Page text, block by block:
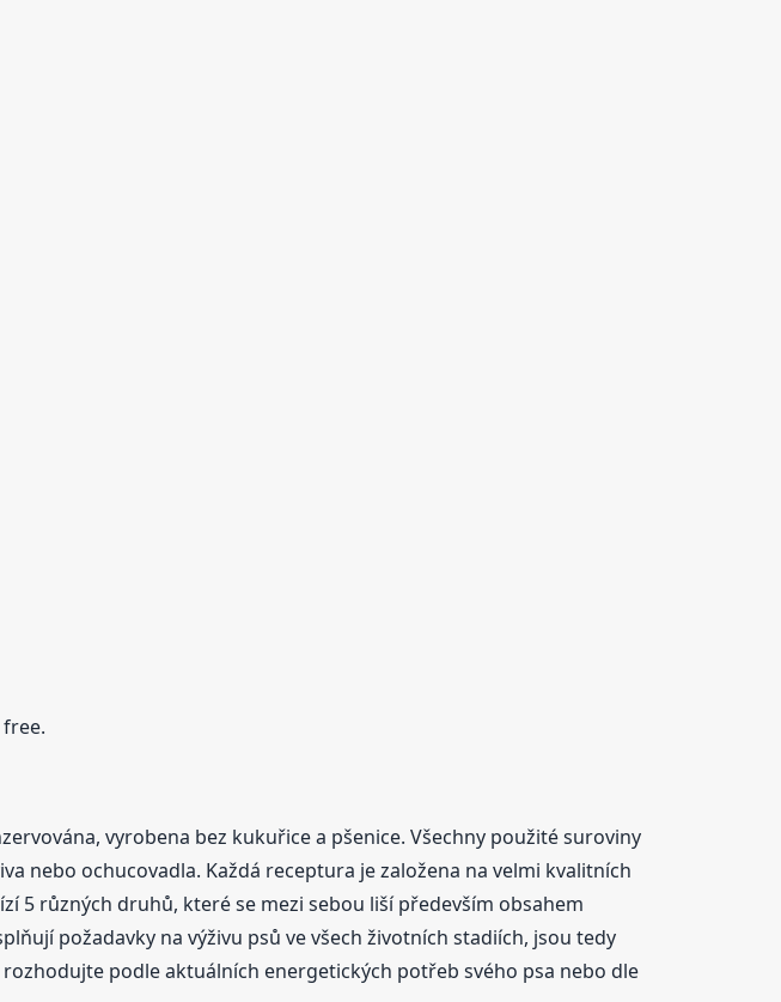
vyrobena bez kukuřice a pšenice. Všechny použité suroviny
nebo ochucovadla. Každá receptura je založena na velmi kvalitních
5 různých druhů, které se mezi sebou liší především obsahem
požadavky na výživu psů ve všech životních stadiích, jsou tedy
podle aktuálních energetických potřeb svého psa nebo dle